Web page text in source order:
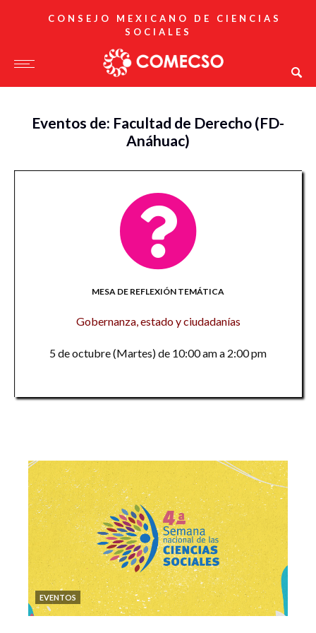
CONSEJO MEXICANO DE CIENCIAS
SOCIALES
Eventos de: Facultad de Derecho (FD-
Anáhuac)
MESA DE REFLEXIÓN TEMÁTICA
Gobernanza, estado y ciudadanías
5 de octubre (Martes) de 10:00 am a 2:00 pm
EVENTOS